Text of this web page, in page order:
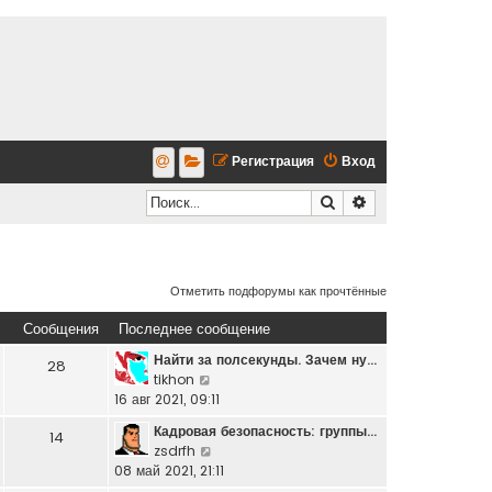
Вход
Регистрация
Поиск
Отметить подфорумы как прочтённые
Сообщения Последнее сообщение
28
Найти за полсекунды. Зачем ну…
tikhon
е
е
т
16 авг 2021, 09:11
14
Кадровая безопасность: группы…
zsdrfh
е
08 май 2021, 21:11